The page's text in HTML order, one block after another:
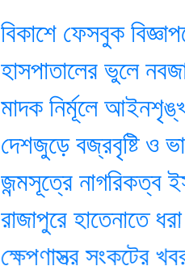
বিকাশে ফেসবুক
হাসপাতালের ভুলে
মাদক নির্মূলে
দেশজুড়ে বজ্রবৃষ্টি ও
জন্মসূত্রে নাগরিকত্ব
রাজাপুরে হাতেনাতে
ক্ষেপণাস্ত্র সংকটের